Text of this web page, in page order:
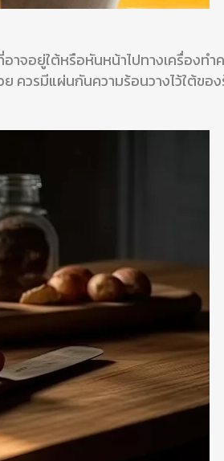
าจอยู่ใต้หรือหันหน้าไปทางเครื่องทำ
ควรมีแผ่นกันความร้อนวางไว้ใต้ขอ